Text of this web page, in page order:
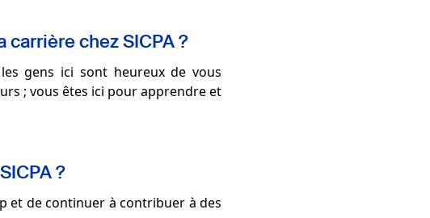
chez SICPA ?
gens ici sont heureux de vous
; vous êtes ici pour apprendre et
?
et de continuer à contribuer à des